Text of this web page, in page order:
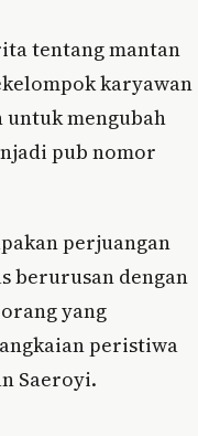
tentang mantan
karyawan
mengubah
pub nomor
perjuangan
berurusan dengan
orang yang
peristiwa
Saeroyi.